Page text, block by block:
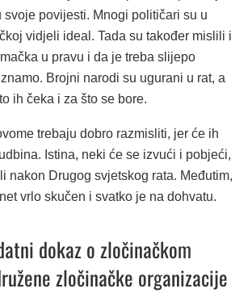
svoje povijesti. Mnogi političari su u
vidjeli ideal. Tada su također mislili i
u pravu i da je treba slijepo
Brojni narodi su ugurani u rat, a
ih čeka i za što se bore.
trebaju dobro razmisliti, jer će ih
Istina, neki će se izvući i pobjeći,
nakon Drugog svjetskog rata. Međutim,
vrlo skučen i svatko je na dohvatu.
dokaz o zločinačkom
zločinačke organizacije